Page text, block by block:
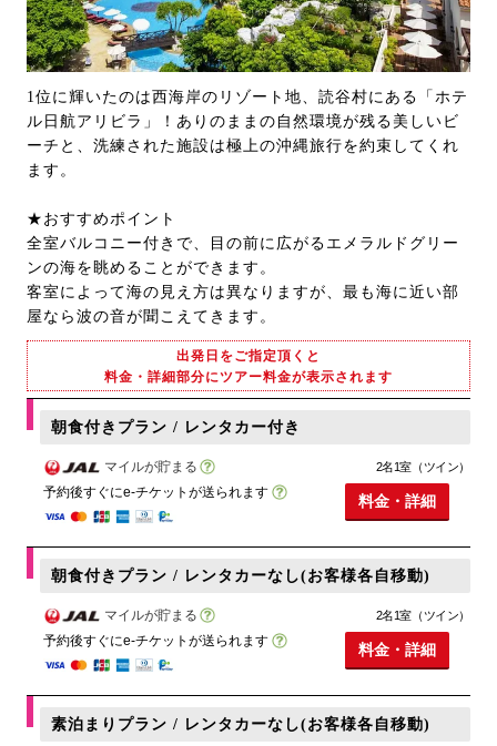
1位に輝いたのは西海岸のリゾート地、読谷村にある「ホテ
ル日航アリビラ」！ありのままの自然環境が残る美しいビ
ーチと、洗練された施設は極上の沖縄旅行を約束してくれ
ます。
★おすすめポイント
全室バルコニー付きで、目の前に広がるエメラルドグリー
ンの海を眺めることができます。
客室によって海の見え方は異なりますが、最も海に近い部
屋なら波の音が聞こえてきます。
出発日をご指定頂くと
料金・詳細部分にツアー料金が表示されます
朝食付きプラン / レンタカー付き
マイルが貯まる
予約後すぐにe-チケットが送られます
2名1室（ツイン）
料金・詳細
朝食付きプラン / レンタカーなし(お客様各自移動)
マイルが貯まる
予約後すぐにe-チケットが送られます
2名1室（ツイン）
料金・詳細
素泊まりプラン / レンタカーなし(お客様各自移動)